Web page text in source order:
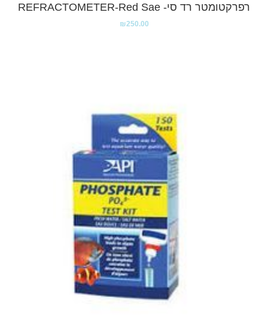
רפרקטומטר רד סי- REFRACTOMETER-Red Sae
₪250.00